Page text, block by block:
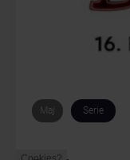
Maj Serie